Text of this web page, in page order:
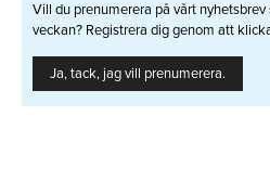
Vill du prenumerera på vårt
veckan? Registrera dig genom att
Ja, tack, jag vill prenumerera.